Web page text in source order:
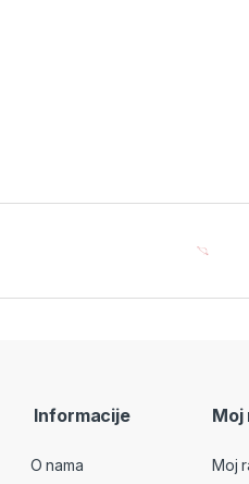
Informacije
O nama
Moj
Moj